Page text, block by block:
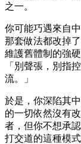
之一。
你可能巧遇來自
那套做法都改掉
維護舊體制的強
「別聲張，別指
流。」
於是，你深陷其
的一切依然沒有
者，但你不想承
打交道的這種模